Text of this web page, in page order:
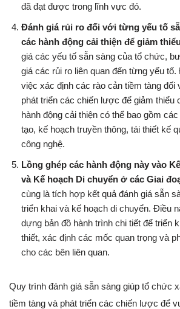
đã đạt được trong lĩnh vực đó.
Đánh giá rủi ro đối với từng yếu tố
các hành động cải thiện để giảm
giá các yếu tố sẵn sàng của tổ chức,
giá các rủi ro liên quan đến từng yếu
việc xác định các rào cản tiềm tàng
phát triển các chiến lược để giảm thiểu
hành động cải thiện có thể bao gồm
tạo, kế hoạch truyền thông, tái thiết kế
công nghệ.
Lồng ghép các hành động này vào
và Kế hoạch Di chuyển ở các Giai
cùng là tích hợp kết quả đánh giá sẵn
triển khai và kế hoạch di chuyển. Điều
dựng bản đồ hành trình chi tiết để triển
thiết, xác định các mốc quan trọng và
cho các bên liên quan.
Quy trình đánh giá sẵn sàng giúp tổ chức
tiềm tàng và phát triển các chiến lược để